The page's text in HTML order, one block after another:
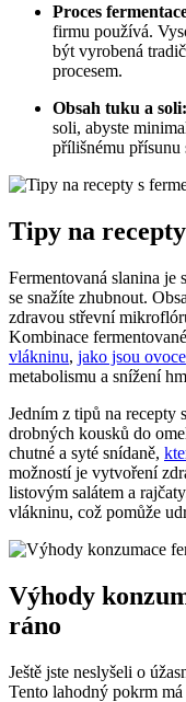
Proces
firmu používá.
být vyrobená
procesem.
Obsah tuku a soli:
soli, abyste
přílišnému přísunu
Tipy na
Fermentovaná slanina je
se snažíte zhubnout.
zdravou střevní
Kombinace
vlákninu, jako jsou ovoce
metabolismu a snížení
Jedním z tipů na recepty
drobných kousků do
chutné a syté snídaně,
možností je vytvoření
listovým salátem a
vlákninu, což pomůže
Výhody
ráno
Ještě jste neslyšeli o
Tento lahodný pokrm